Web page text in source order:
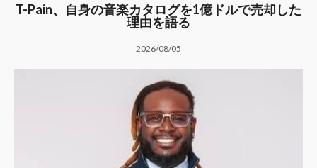
T-Pain、自身の音楽カタログを1億ドルで売却した
理由を語る
2026/08/05